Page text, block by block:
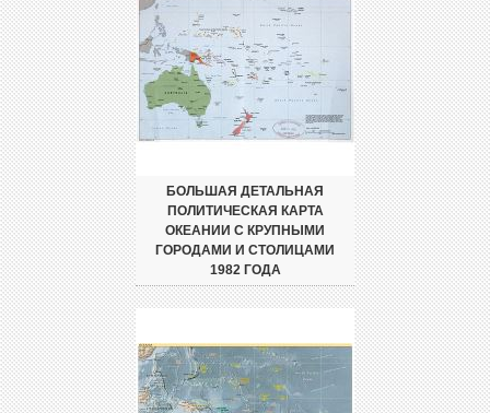
БОЛЬШАЯ ДЕТАЛЬНАЯ
ПОЛИТИЧЕСКАЯ КАРТА
ОКЕАНИИ С КРУПНЫМИ
ГОРОДАМИ И СТОЛИЦАМИ
1982 ГОДА